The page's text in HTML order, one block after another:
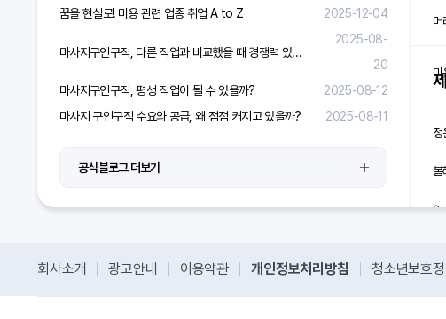
꿈을 현실로! 미용 관련 업종 취업 A to Z
2025-12-04
마사지구인구직, 다른 직업과 비교했을 때 경쟁력 있을까?
2025-08-
20
마사지구인구직, 평생 직업이 될 수 있을까?
2025-08-12
마사지 구인구직 수요와 공급, 왜 점점 커지고 있을까?
2025-08-11
공식블로그 더보기
머
미
정
봄
입
회사소개 광고안내 이용약관 개인정보처리방침 청소년보호